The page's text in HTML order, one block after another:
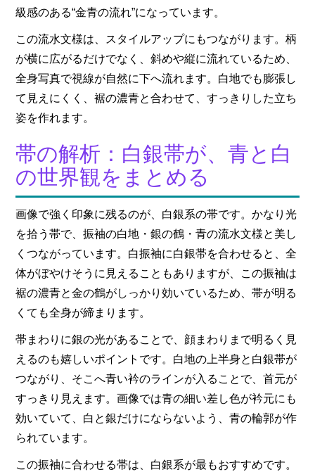
級感のある“金青の流れ”になっています。
この流水文様は、スタイルアップにもつながります。柄
が横に広がるだけでなく、斜めや縦に流れているため、
全身写真で視線が自然に下へ流れます。白地でも膨張し
て見えにくく、裾の濃青と合わせて、すっきりした立ち
姿を作れます。
帯の解析：白銀帯が、青と白
の世界観をまとめる
画像で強く印象に残るのが、白銀系の帯です。かなり光
を拾う帯で、振袖の白地・銀の鶴・青の流水文様と美し
くつながっています。白振袖に白銀帯を合わせると、全
体がぼやけそうに見えることもありますが、この振袖は
裾の濃青と金の鶴がしっかり効いているため、帯が明る
くても全身が締まります。
帯まわりに銀の光があることで、顔まわりまで明るく見
えるのも嬉しいポイントです。白地の上半身と白銀帯が
つながり、そこへ青い衿のラインが入ることで、首元が
すっきり見えます。画像では青の細い差し色が衿元にも
効いていて、白と銀だけにならないよう、青の輪郭が作
られています。
この振袖に合わせる帯は、白銀系が最もおすすめです。